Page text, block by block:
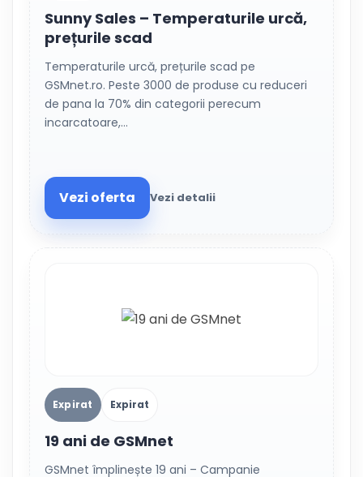
Sunny Sales – Temperaturile urcă,
prețurile scad
Temperaturile urcă, prețurile scad pe
GSMnet.ro. Peste 3000 de produse cu reduceri
de pana la 70% din categorii perecum
incarcatoare,…
Vezi oferta Vezi detalii
Expirat Expirat
19 ani de GSMnet
GSMnet împlinește 19 ani – Campanie